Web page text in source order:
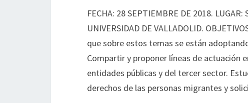
FECHA: 28 SEPTIEMBRE DE 2018. LUGAR:
UNIVERSIDAD DE VALLADOLID.
que sobre estos temas se están
Compartir y proponer líneas de actuación
entidades públicas y del tercer sector.
derechos de las personas migrantes y